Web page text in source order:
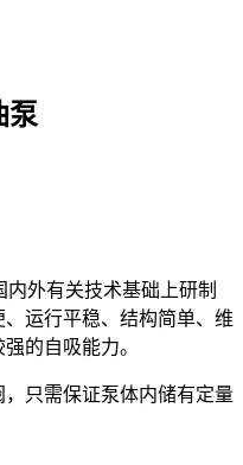
泵
外有关技术基础上研制
运行平稳、结构简单、维
的自吸能力。
只需保证泵体内储有定量